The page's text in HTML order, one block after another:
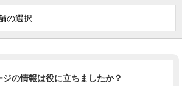
の選択
ジの情報は役に立ちましたか？